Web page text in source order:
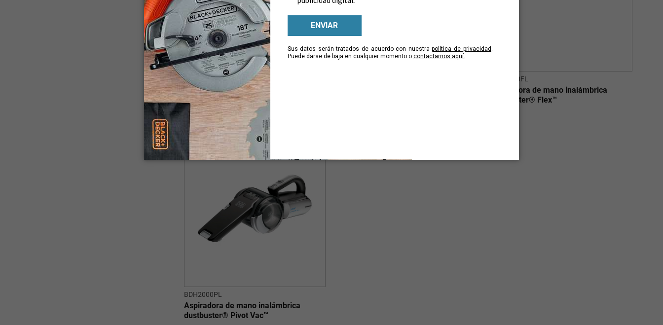
HLVA325JP07
Dustbuster® AdvancedClean™
Aspiradora de mano inalámbrica para
mascotas
BDH2020FL
Aspiradora de mano inalámbrica
dustbuster® Flex™
BDH2000PL
Aspiradora de mano inalámbrica
dustbuster® Pivot Vac™